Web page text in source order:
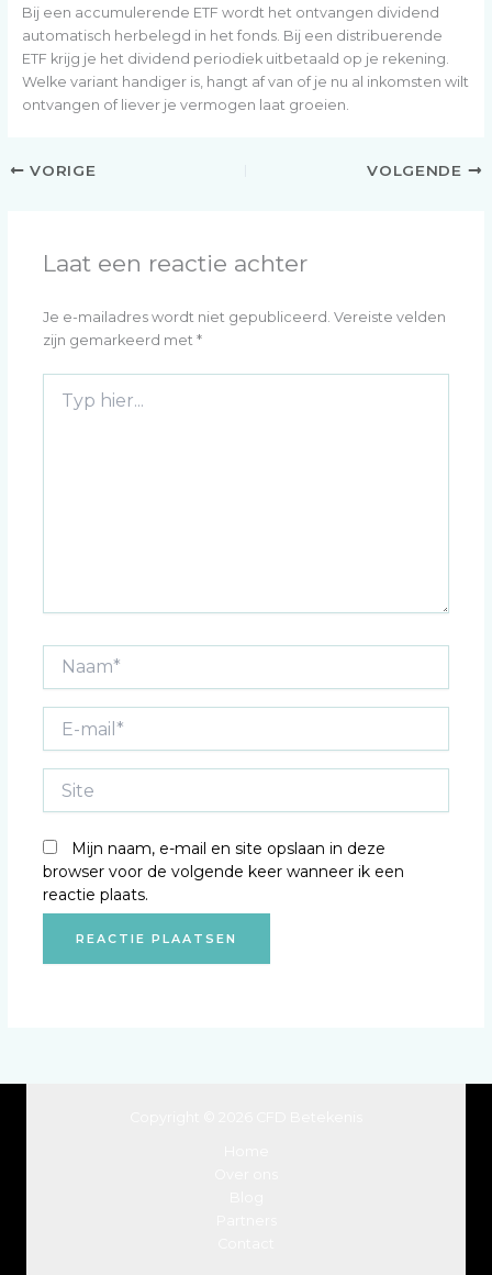
Bij een accumulerende ETF wordt het ontvangen dividend
automatisch herbelegd in het fonds. Bij een distribuerende
ETF krijg je het dividend periodiek uitbetaald op je rekening.
Welke variant handiger is, hangt af van of je nu al inkomsten wilt
ontvangen of liever je vermogen laat groeien.
VORIGE VOLGENDE
Laat een reactie achter
Je e-mailadres wordt niet gepubliceerd. Vereiste velden
zijn gemarkeerd met *
hier...
Naam*
mail*
Mijn naam, e-mail en site opslaan in deze
browser voor de volgende keer wanneer ik een
reactie plaats.